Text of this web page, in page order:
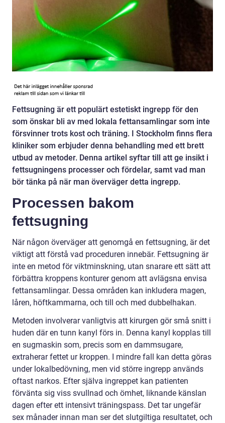
Fettsugning är ett populärt estetiskt ingrepp för den
som önskar bli av med lokala fettansamlingar som inte
försvinner trots kost och träning. I Stockholm finns flera
kliniker som erbjuder denna behandling med ett brett
utbud av metoder. Denna artikel syftar till att ge insikt i
fettsugningens processer och fördelar, samt vad man
bör tänka på när man överväger detta ingrepp.
Processen bakom
fettsugning
När någon överväger att genomgå en fettsugning, är det
viktigt att förstå vad proceduren innebär. Fettsugning är
inte en metod för viktminskning, utan snarare ett sätt att
förbättra kroppens konturer genom att avlägsna envisa
fettansamlingar. Dessa områden kan inkludera magen,
låren, höftkammarna, och till och med dubbelhakan.
Metoden involverar vanligtvis att kirurgen gör små snitt i
huden där en tunn kanyl förs in. Denna kanyl kopplas till
en sugmaskin som, precis som en dammsugare,
extraherar fettet ur kroppen. I mindre fall kan detta göras
under lokalbedövning, men vid större ingrepp används
oftast narkos. Efter själva ingreppet kan patienten
förvänta sig viss svullnad och ömhet, liknande känslan
dagen efter ett intensivt träningspass. Det tar ungefär
sex månader innan man ser det slutgiltiga resultatet, och